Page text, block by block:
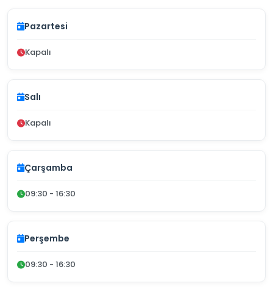
Pazartesi
Kapalı
Salı
Kapalı
Çarşamba
09:30 - 16:30
Perşembe
09:30 - 16:30